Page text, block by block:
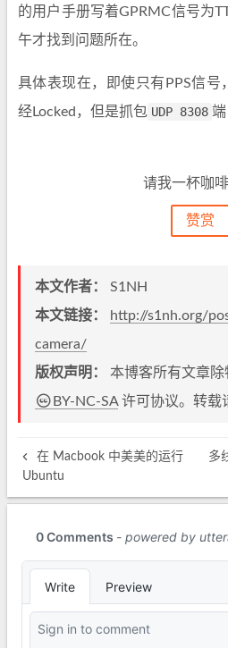
的用户手册写着GPRMC信号为
午才找到问题所在。
具体表现在，即使只有PPS信
经Locked，但是抓包 UDP 8308 端
请我一杯咖啡
赞赏
本文作者： S1NH
本文链接：
http://s1nh.org/
camera/
版权声明： 本博客所有文章除
BY-NC-SA许可协议。转载
在 Macbook 中美美的运行
Ubuntu
多